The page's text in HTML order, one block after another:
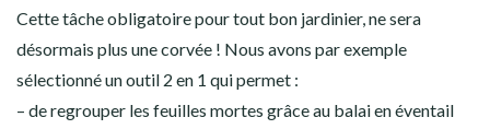
Cette tâche obligatoire pour tout bon jardinier, ne sera
désormais plus une corvée ! Nous avons par exemple
sélectionné un outil 2 en 1 qui permet :
– de regrouper les feuilles mortes grâce au balai en éventail